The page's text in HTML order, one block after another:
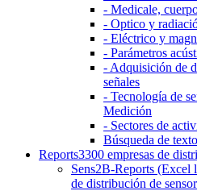
- Medicale,
- Optico y
- Eléctrico y
- Parámetros
- Adquisición de
señales
- Tecnología de
Medición
- Sectores de
Búsqueda de texto
Reports3300 empresas de
Sens2B-Reports (Excel
de distribución de